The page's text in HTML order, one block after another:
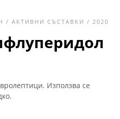
/ АКТИВНИ СЪСТАВКИ / 2020
Използва се